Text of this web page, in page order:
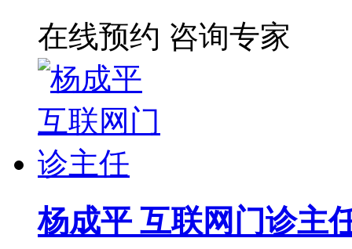
在线预约 咨询专家
杨成平 互联网门诊主